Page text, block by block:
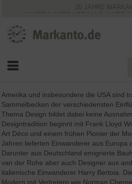
25 JAHRE
KOSTENLOSER VERSAND
VIELFÄLTIGE
BESTPRICE-
Amerika und insbesondere die USA sind
Sammelbecken der verschiedensten
Thema Design bildet dabei keine
Designtradition beginnt mit Frank Lloyd
Art Déco und einem frühen Pionier der
Jahren lieferten Einwanderer aus Europa
Darunter aus Deutschland emigrierte
van der Rohe aber auch Designer aus
italienische Einwanderer Harry Bertoia.
Modern mit Vertretern wie Norman